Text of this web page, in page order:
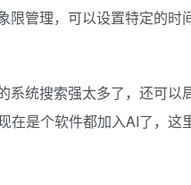
管理，可以设置特定的时
统搜索强太多了，还可以
在是个软件都加入AI了，这